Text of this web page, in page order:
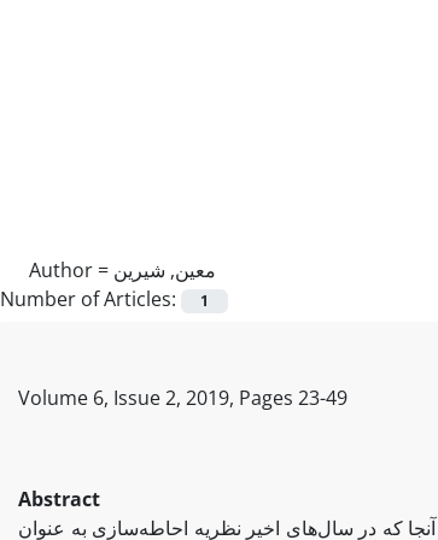
Author = معین, شیرین
Number of Articles:
1
Volume 6, Issue 2, 2019, Pages 23-49
Abstract
که در سال‌های اخیر نظریه احاطه‌سازی به عنوان